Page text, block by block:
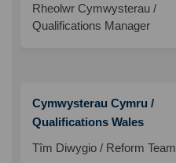
Rheolwr Cymwysterau /
Qualifications Manager
Cymwysterau Cymru /
Qualifications Wales
Tîm Diwygio / Reform Team